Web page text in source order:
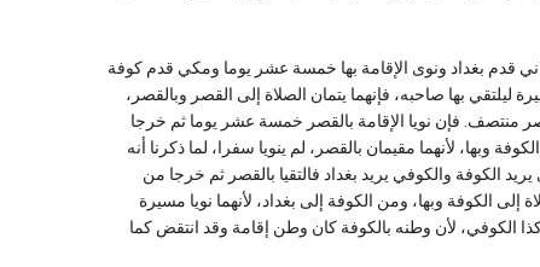
محمد رحمه الله: خراساني قدم بغداد ونوى الإقامة بها خمسة عشر يوما ومكي قدم كوفة
بها صاحبه، فإنهما يتمان الصلاة إلى القصر وبالقصر،
منتصف. فإن نويا الإقامة بالقصر خمسة عشر يوما ثم خرجا
وبها، لأنهما مقيمان بالقصر، لم ينويا سفرا، لما ذكرنا أنه
وقال (١/٢٠٤): فإن خرج البغدادي يريد الكوفة والكوفي يريد بغداد فالتقيا بالقصر ثم خرجا من
إلى الكوفة وبها، ومن الكوفة إلى بغداد، لأنهما نويا مسيرة
الكوفي، لأن وطنه بالكوفة كان وطن إقامة وقد انتقض كما